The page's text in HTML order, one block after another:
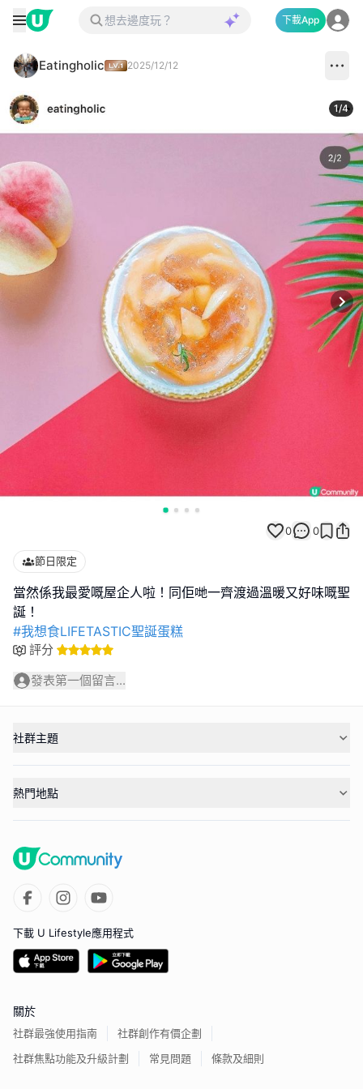
下載App
Eatingholic 2025/12/12
1/4
0 0
節日限定
當然係我最愛嘅屋企人啦！同佢哋一齊渡過溫暖又好味嘅聖
#我想食LIFETASTIC聖誕蛋糕
評分
發表第一個留言...
社群主題
熱門地點
下載 U Lifestyle應用程式
關於
社群最強使用指南
社群創作有價企劃
社群焦點功能及升級計劃
常見問題 條款及細則